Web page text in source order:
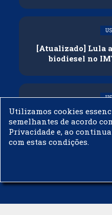
[Atualizado] Lula
biodiesel no
Governo adia
etanol
Utilizamos cookies
semelhantes de acordo
Privacidade e, ao
com estas condições.